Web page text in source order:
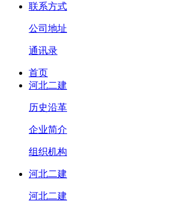
联系方式
公司地址
通讯录
首页
河北二建
历史沿革
企业简介
组织机构
河北二建
河北二建